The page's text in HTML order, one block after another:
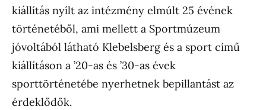
kiállítás nyílt az intézmény elmúlt 25 évének
történetéből, ami mellett a Sportmúzeum
jóvoltából látható Klebelsberg és a sport című
kiállításon a ’20-as és ’30-as évek
sporttörténetébe nyerhetnek bepillantást az
érdeklődők.